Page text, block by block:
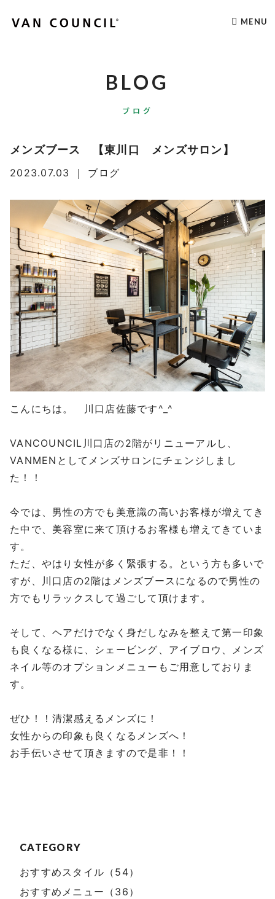
MENU
BLOG
ブログ
CATEGORY
おすすめスタイル（54）
おすすめメニュー（36）
メンズブース 【東川口 メンズサロン】
2023.07.03 ｜ ブログ
こんにちは。 川口店佐藤です^_^
VANCOUNCIL川口店の2階がリニューアルし、
VANMENとしてメンズサロンにチェンジしまし
た！！
今では、男性の方でも美意識の高いお客様が増えてき
た中で、美容室に来て頂けるお客様も増えてきていま
す。
ただ、やはり女性が多く緊張する。という方も多いで
すが、川口店の2階はメンズブースになるので男性の
方でもリラックスして過ごして頂けます。
そして、ヘアだけでなく身だしなみを整えて第一印象
も良くなる様に、シェービング、アイブロウ、メンズ
ネイル等のオプションメニューもご用意しておりま
す。
ぜひ！！清潔感えるメンズに！
女性からの印象も良くなるメンズへ！
お手伝いさせて頂きますので是非！！